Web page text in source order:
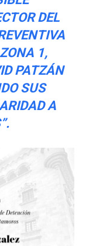
DEL
1,
PATZÁN
SUS
A